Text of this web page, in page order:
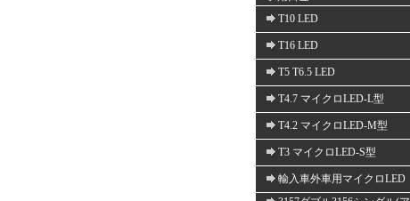
T10 LED
T16 LED
T5 T6.5 LED
T4.7 マイクロLED-L型
T4.2 マイクロLED-M型
T3 マイクロLED-S型
輸入車外車用マイクロLED